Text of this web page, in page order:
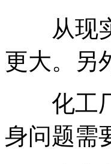
从现实
更大。另
化工厂
身问题需